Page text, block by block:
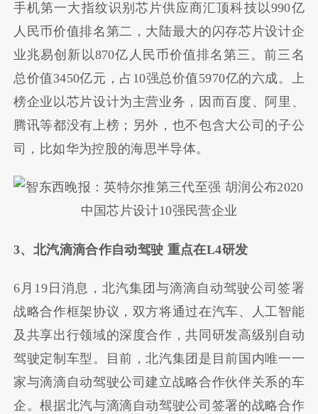
手机第一大指纹识别芯片供应商汇顶科技以990亿
人民币价值排名第二，大陆最大的闪存芯片设计企
业兆易创新以870亿人民币价值排名第三。前三名
总价值3450亿元，占10强总价值5970亿的六成。上
榜企业以芯片设计为主营业务，因而百度、阿里、
腾讯等都没有上榜；另外，也不包含大公司的子公
司，比如华为控股的海思半导体。
3、北汽滴滴合作自动驾驶 重点在L4研发
6月19日消息，北汽集团与滴滴自动驾驶公司签署
战略合作框架协议，双方将通过在汽车、人工智能
及共享出行领域的深度合作，共同研发高级别自动
驾驶定制车型。目前，北汽集团是目前国内唯一一
家与滴滴自动驾驶公司建立战略合作伙伴关系的车
企。根据北汽与滴滴自动驾驶公司签署的战略合作